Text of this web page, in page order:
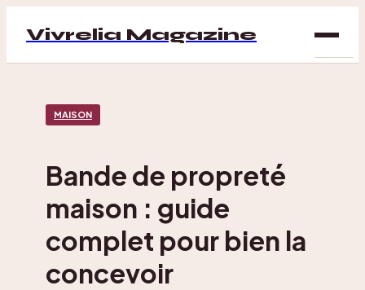
Vivrelia Magazine
MAISON
Bande de propreté
maison : guide
complet pour bien la
concevoir